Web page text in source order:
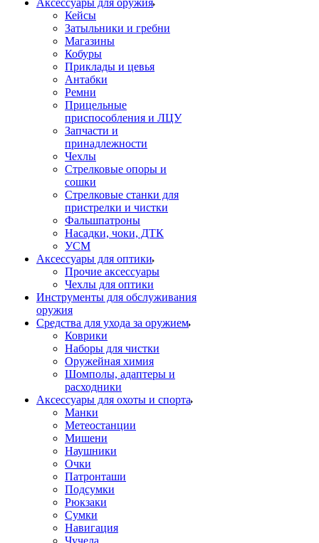
Аксессуары для оружия
Кейсы
Затыльники и гребни
Магазины
Кобуры
Приклады и цевья
Антабки
Ремни
Прицельные
приспособления и ЛЦУ
Запчасти и
принадлежности
Чехлы
Стрелковые опоры и
сошки
Стрелковые станки для
пристрелки и чистки
Фальшпатроны
Насадки, чоки, ДТК
УСМ
Аксессуары для оптики
Прочие аксессуары
Чехлы для оптики
Инструменты для обслуживания
оружия
Средства для ухода за оружием
Коврики
Наборы для чистки
Оружейная химия
Шомполы, адаптеры и
расходники
Аксессуары для охоты и спорта
Манки
Метеостанции
Мишени
Наушники
Очки
Патронташи
Подсумки
Рюкзаки
Сумки
Навигация
Чучела